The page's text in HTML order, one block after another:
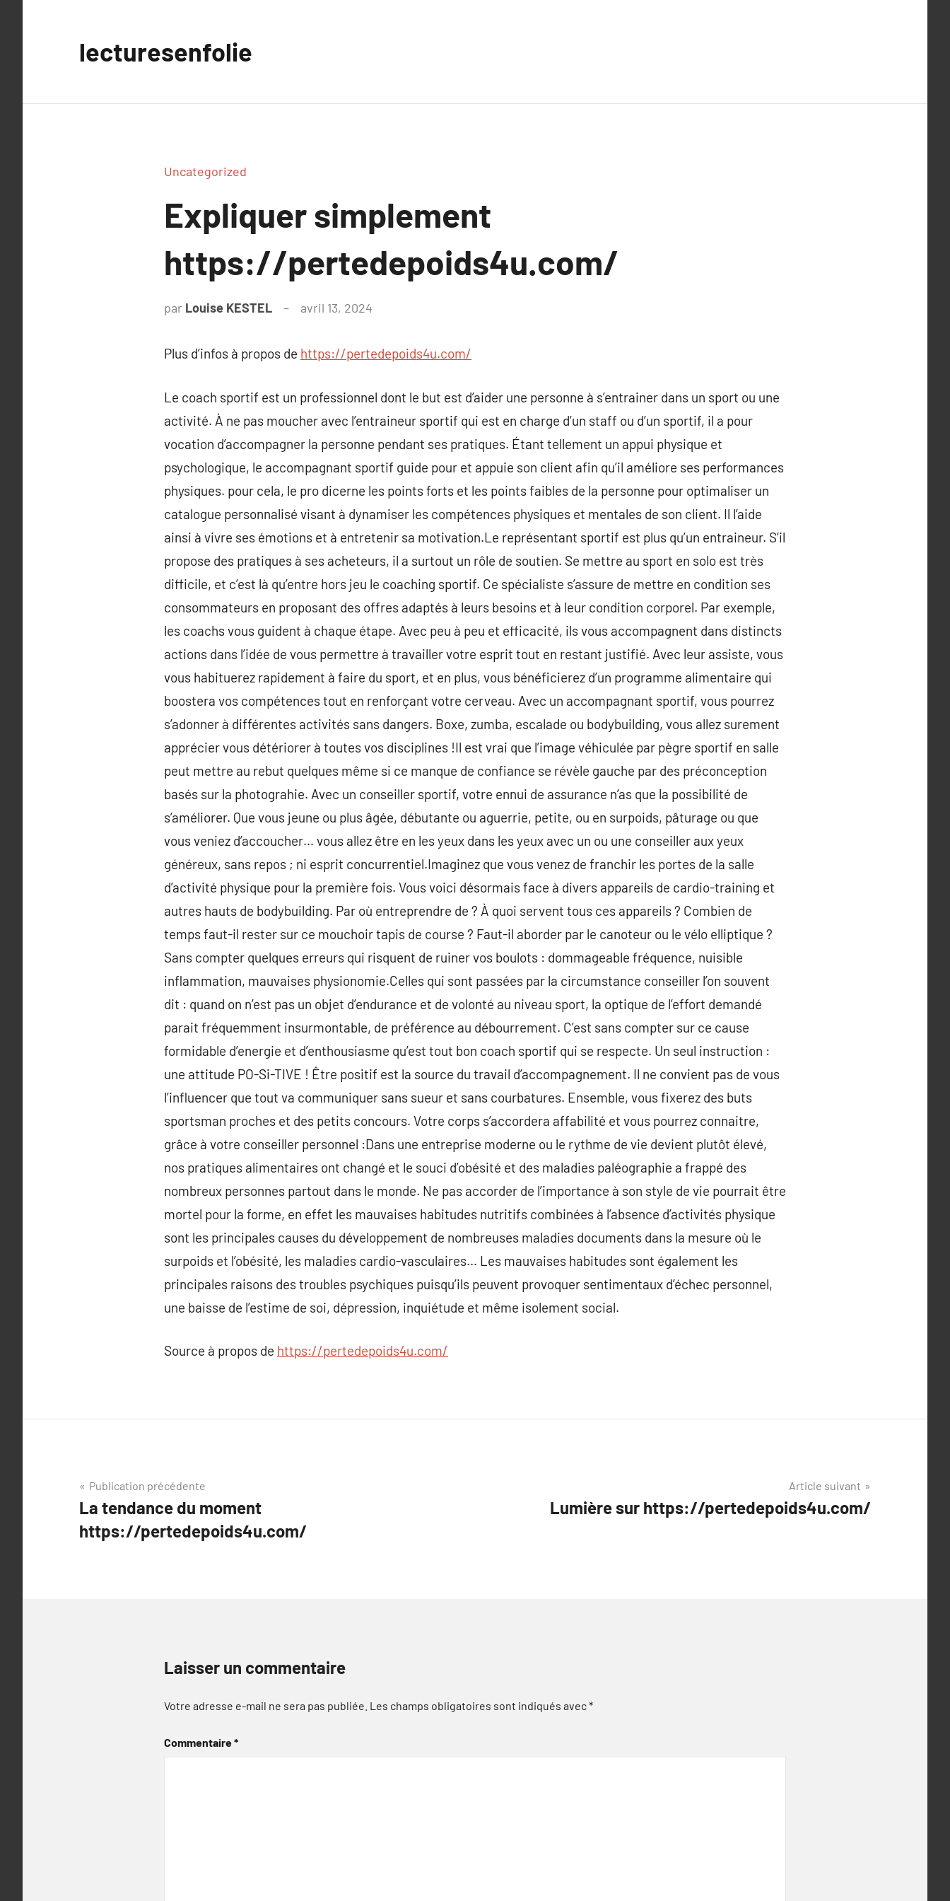
lecturesenfolie
Uncategorized
Expliquer simplement
https://pertedepoids4u.com/
par Louise KESTEL avril 13, 2024
Plus d’infos à propos de https://pertedepoids4u.com/
Le coach sportif est un professionnel dont le but est d’aider une personne à s’entrainer dans un sport ou une
activité. À ne pas moucher avec l’entraineur sportif qui est en charge d’un staff ou d’un sportif, il a pour
vocation d’accompagner la personne pendant ses pratiques. Étant tellement un appui physique et
psychologique, le accompagnant sportif guide pour et appuie son client afin qu’il améliore ses performances
physiques. pour cela, le pro dicerne les points forts et les points faibles de la personne pour optimaliser un
catalogue personnalisé visant à dynamiser les compétences physiques et mentales de son client. Il l’aide
ainsi à vivre ses émotions et à entretenir sa motivation.Le représentant sportif est plus qu’un entraineur. S’il
propose des pratiques à ses acheteurs, il a surtout un rôle de soutien. Se mettre au sport en solo est très
difficile, et c’est là qu’entre hors jeu le coaching sportif. Ce spécialiste s’assure de mettre en condition ses
consommateurs en proposant des offres adaptés à leurs besoins et à leur condition corporel. Par exemple,
les coachs vous guident à chaque étape. Avec peu à peu et efficacité, ils vous accompagnent dans distincts
actions dans l’idée de vous permettre à travailler votre esprit tout en restant justifié. Avec leur assiste, vous
vous habituerez rapidement à faire du sport, et en plus, vous bénéficierez d’un programme alimentaire qui
boostera vos compétences tout en renforçant votre cerveau. Avec un accompagnant sportif, vous pourrez
s’adonner à différentes activités sans dangers. Boxe, zumba, escalade ou bodybuilding, vous allez surement
apprécier vous détériorer à toutes vos disciplines !Il est vrai que l’image véhiculée par pègre sportif en salle
peut mettre au rebut quelques même si ce manque de confiance se révèle gauche par des préconception
basés sur la photograhie. Avec un conseiller sportif, votre ennui de assurance n’as que la possibilité de
s’améliorer. Que vous jeune ou plus âgée, débutante ou aguerrie, petite, ou en surpoids, pâturage ou que
vous veniez d’accoucher… vous allez être en les yeux dans les yeux avec un ou une conseiller aux yeux
généreux, sans repos ; ni esprit concurrentiel.Imaginez que vous venez de franchir les portes de la salle
d’activité physique pour la première fois. Vous voici désormais face à divers appareils de cardio-training et
autres hauts de bodybuilding. Par où entreprendre de ? À quoi servent tous ces appareils ? Combien de
temps faut-il rester sur ce mouchoir tapis de course ? Faut-il aborder par le canoteur ou le vélo elliptique ?
Sans compter quelques erreurs qui risquent de ruiner vos boulots : dommageable fréquence, nuisible
inflammation, mauvaises physionomie.Celles qui sont passées par la circumstance conseiller l’on souvent
dit : quand on n’est pas un objet d’endurance et de volonté au niveau sport, la optique de l’effort demandé
parait fréquemment insurmontable, de préférence au débourrement. C’est sans compter sur ce cause
formidable d’energie et d’enthousiasme qu’est tout bon coach sportif qui se respecte. Un seul instruction :
une attitude PO-Si-TIVE ! Être positif est la source du travail d’accompagnement. Il ne convient pas de vous
l’influencer que tout va communiquer sans sueur et sans courbatures. Ensemble, vous fixerez des buts
sportsman proches et des petits concours. Votre corps s’accordera affabilité et vous pourrez connaitre,
grâce à votre conseiller personnel :Dans une entreprise moderne ou le rythme de vie devient plutôt élevé,
nos pratiques alimentaires ont changé et le souci d’obésité et des maladies paléographie a frappé des
nombreux personnes partout dans le monde. Ne pas accorder de l’importance à son style de vie pourrait être
mortel pour la forme, en effet les mauvaises habitudes nutritifs combinées à l’absence d’activités physique
sont les principales causes du développement de nombreuses maladies documents dans la mesure où le
surpoids et l’obésité, les maladies cardio-vasculaires… Les mauvaises habitudes sont également les
principales raisons des troubles psychiques puisqu’ils peuvent provoquer sentimentaux d’échec personnel,
une baisse de l’estime de soi, dépression, inquiétude et même isolement social.
Source à propos de https://pertedepoids4u.com/
Navigation
de
l’article
Publication précédente
La tendance du moment
https://pertedepoids4u.com/
Article suivant
Lumière sur https://pertedepoids4u.com/
Laisser un commentaire
Votre adresse e-mail ne sera pas publiée. Les champs obligatoires sont indiqués avec*
Commentaire*